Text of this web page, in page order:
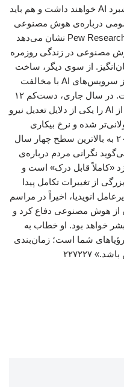
فارغ‌التحصیلان هم نقش مهمی در پیشبرد AI خواهند داشت و هم باید
عمومی درباره‌ی هوش مصنوعی
همچنان بالا است. پژوهش ‌Pew Research Center نشان می‌دهد
مصنوعی در زندگی روزمره
از سوی دیگر، ساخت
دیتاسنترهای جدید برای پشتیبانی از سرویس‌های AI با مخالفت
برخی جوامع محلی روبه‌رو شده است. در سال جاری، دست‌کم ۱۲
شرکت بزرگ افزایش بهره‌وری ناشی از AI را یکی از دلایل تعدیل نیرو
شده و نرخ بیکاری
فارغ‌التحصیلان تازه‌کار در ابتدای ۲۰۲۶ به بالاترین سطح چهار سال
نگرانی مردم درباره‌ی
«کاملاً قابل درک» است و
از تغییرات تکامل پیدا
انویدیا، اخیراً در مراسم
از هوش مصنوعی دفاع کرد و
خواهد بود. او خطاب به
شما است؛ زمان‌بندی
۲۲۷۲۲۷